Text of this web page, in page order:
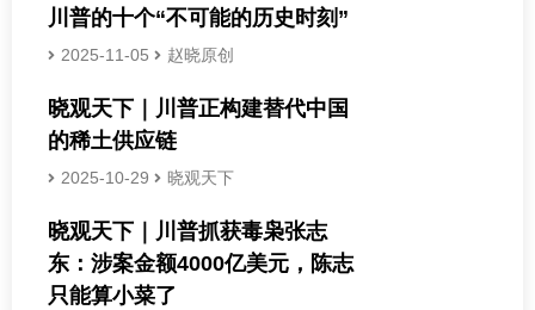
川普的十个“不可能的历史时刻”
2025-11-05 赵晓原创
晓观天下｜川普正构建替代中国
的稀土供应链
2025-10-29 晓观天下
晓观天下｜川普抓获毒枭张志
东：涉案金额4000亿美元，陈志
只能算小菜了